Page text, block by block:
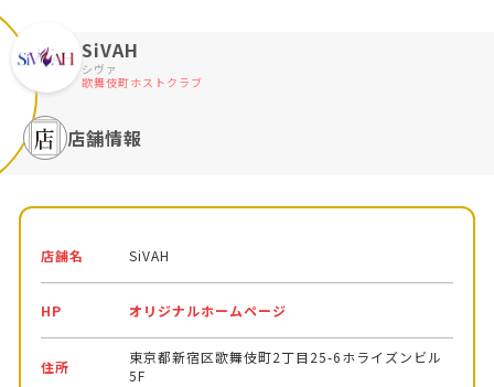
SiVAH
シヴァ
歌舞伎町ホストクラブ
店舗情報
店舗名 SiVAH
HP オリジナルホームページ
住所
東京都新宿区歌舞伎町2丁目25-6ホライズンビル
5F